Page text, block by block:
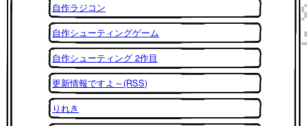
自作ラジコン
自作シューティングゲーム
自作シューティング 2作目
更新情報ですよ～(RSS)
りれき